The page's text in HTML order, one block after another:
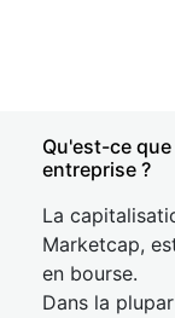
Qu'est-ce
entreprise ?
La
Marketcap,
en bourse.
Dans la